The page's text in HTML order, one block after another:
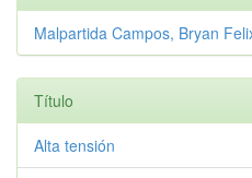
Malpartida Campos, Bryan
Título
Alta tensión